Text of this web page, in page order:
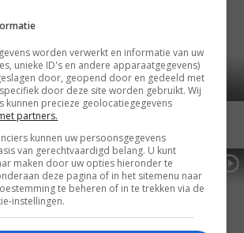
6,5
La Belle Verte (1996)
worden verwerkt en informatie van uw
unieke ID's en andere apparaatgegevens)
door, geopend door en gedeeld met
door deze site worden gebruikt. Wij
kunnen precieze geolocatiegegevens
partners.
kunnen uw persoonsgegevens
van gerechtvaardigd belang. U kunt
maken door uw opties hieronder te
deze pagina of in het sitemenu naar
te beheren of in te trekken via de
instellingen.